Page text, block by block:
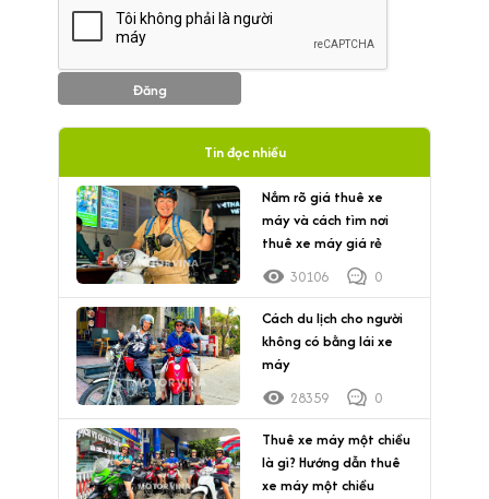
Đăng
Tin đọc nhiều
Nắm rõ giá thuê xe
máy và cách tìm nơi
thuê xe máy giá rẻ
30106
0
Cách du lịch cho người
không có bằng lái xe
máy
28359
0
Thuê xe máy một chiều
là gì? Hướng dẫn thuê
xe máy một chiều